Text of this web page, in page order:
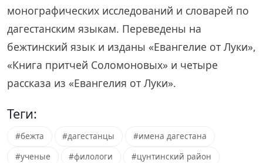
монографических исследований и словарей по
дагестанским языкам. Переведены на
бежтинский язык и изданы «Евангелие от Луки»,
«Книга притчей Соломоновых» и четыре
рассказа из «Евангелия от Луки».
Теги:
#бежта #дагестанцы
#имена дагестана
#ученые
#филологи #цунтинский район